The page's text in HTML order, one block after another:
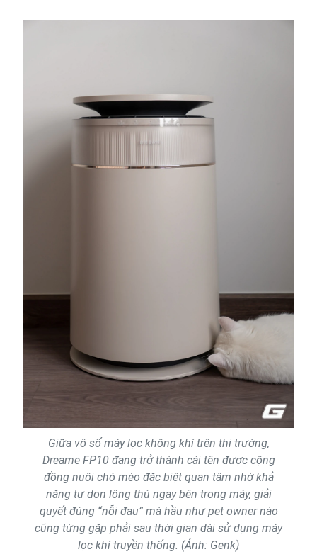
Giữa vô số máy lọc không khí trên thị trường,
Dreame FP10 đang trở thành cái tên được cộng
đồng nuôi chó mèo đặc biệt quan tâm nhờ khả
năng tự dọn lông thú ngay bên trong máy, giải
quyết đúng “nỗi đau” mà hầu như pet owner nào
cũng từng gặp phải sau thời gian dài sử dụng máy
lọc khí truyền thống. (Ảnh: Genk)